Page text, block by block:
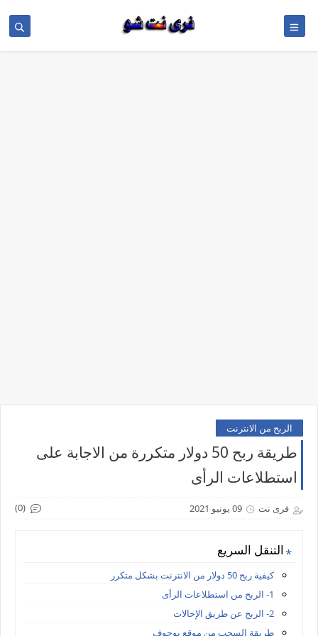
الربح من الانترنت
طريقة ربح 50 دولار متكررة من الاجابة على
استطلاعات الرأى
فرى نت 09 يونيو 2021 (0)
التنقل السريع
كيفية ربح 50 دولار من الانترنت بشكل متكرر
1- الربح من استطلاعات الرأى
2- الربح عن طريق الإحالات
طريقة السحب من موقع يوجوف